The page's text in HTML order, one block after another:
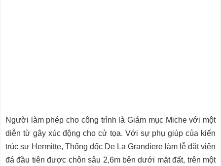
Người làm phép cho công trình là Giám mục Miche với một
diễn từ gây xúc động cho cử tọa. Với sự phụ giúp của kiến
trúc sư Hermitte, Thống đốc De La Grandìere làm lễ đặt viên
đá đầu tiên được chôn sâu 2,6m bên dưới mặt đất, trên một